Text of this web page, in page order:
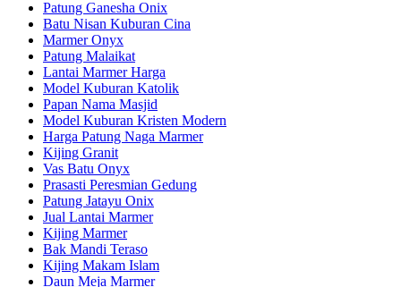
Patung Ganesha Onix
Batu Nisan Kuburan Cina
Marmer Onyx
Patung Malaikat
Lantai Marmer Harga
Model Kuburan Katolik
Papan Nama Masjid
Model Kuburan Kristen Modern
Harga Patung Naga Marmer
Kijing Granit
Vas Batu Onyx
Prasasti Peresmian Gedung
Patung Jatayu Onix
Jual Lantai Marmer
Kijing Marmer
Bak Mandi Teraso
Kijing Makam Islam
Daun Meja Marmer